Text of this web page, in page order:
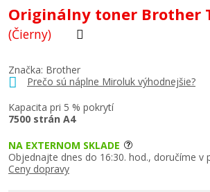
Originálny toner Brother
(Čierny)
Značka: Brother
Prečo sú náplne Miroluk výhodnejšie?
Kapacita pri 5 % pokrytí
7500 strán A4
NA EXTERNOM SKLADE
Objednajte dnes do 16:30. hod., doručíme v
Ceny dopravy